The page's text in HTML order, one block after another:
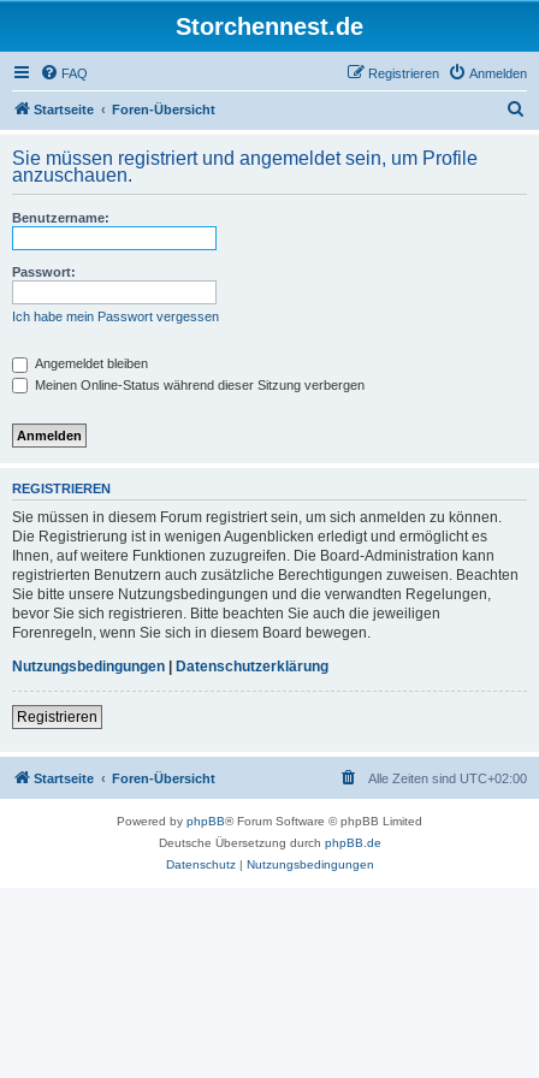
Storchennest.de
FAQ Anmelden
Registrieren
Startseite Foren-Übersicht
h
Sie müssen registriert und angemeldet sein, um Profile
anzuschauen.
Benutzername:
Passwort:
Ich habe mein Passwort vergessen
Angemeldet bleiben
Meinen Online-Status während dieser Sitzung verbergen
REGISTRIEREN
Sie müssen in diesem Forum registriert sein, um sich anmelden zu können.
Die Registrierung ist in wenigen Augenblicken erledigt und ermöglicht es
Ihnen, auf weitere Funktionen zuzugreifen. Die Board-Administration kann
registrierten Benutzern auch zusätzliche Berechtigungen zuweisen. Beachten
Sie bitte unsere Nutzungsbedingungen und die verwandten Regelungen,
bevor Sie sich registrieren. Bitte beachten Sie auch die jeweiligen
Forenregeln, wenn Sie sich in diesem Board bewegen.
Nutzungsbedingungen | Datenschutzerklärung
Registrieren
Startseite Foren-Übersicht Alle Zeiten sind UTC+02:00
Powered by phpBB® Forum Software © phpBB Limited
Deutsche Übersetzung durch phpBB.de
Datenschutz| Nutzungsbedingungen